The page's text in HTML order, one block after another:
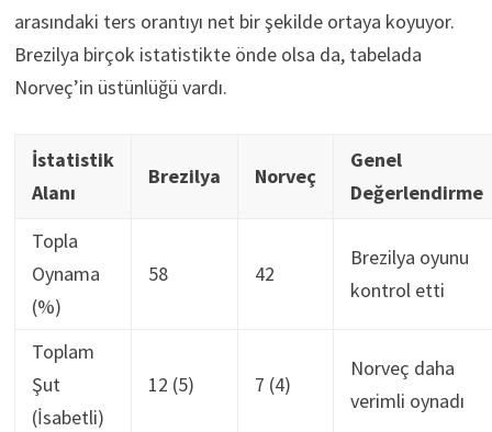
arasındaki ters orantıyı net bir şekilde ortaya koyuyor.
Brezilya birçok istatistikte önde olsa da, tabelada
Norveç’in üstünlüğü vardı.
İstatistik
Alanı
Brezilya Norveç
Genel
Değerlendirme
Topla
Oynama
(%)
58 42
Brezilya oyunu
kontrol etti
Toplam
Şut
(İsabetli)
12 (5) 7 (4)
Norveç daha
verimli oynadı